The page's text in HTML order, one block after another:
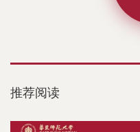
推荐阅读